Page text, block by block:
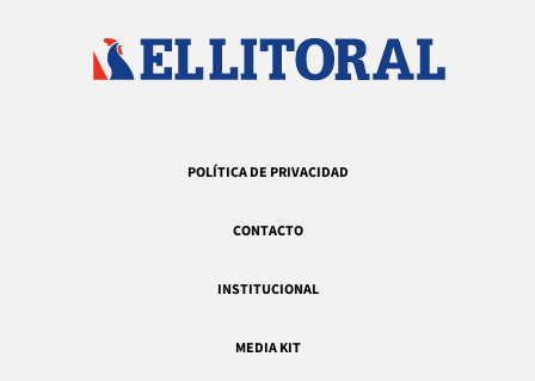
POLÍTICA DE PRIVACIDAD
CONTACTO
INSTITUCIONAL
MEDIA KIT